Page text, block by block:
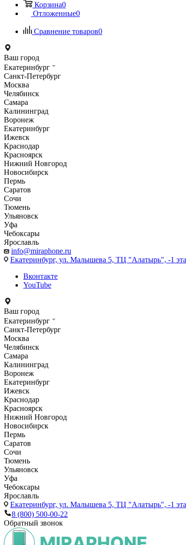
Корзина0
Отложенные0
Сравнение товаров0
Ваш город
Екатеринбург
Санкт-Петербург
Москва
Челябинск
Самара
Калининград
Воронеж
Екатеринбург
Ижевск
Краснодар
Красноярск
Нижний Новгород
Новосибирск
Пермь
Саратов
Сочи
Тюмень
Ульяновск
Уфа
Чебоксары
Ярославль
info@miraphone.ru
Екатеринбург, ул. Малышева 5, ТЦ "Алатырь", -1
Вконтакте
YouTube
Ваш город
Екатеринбург
Санкт-Петербург
Москва
Челябинск
Самара
Калининград
Воронеж
Екатеринбург
Ижевск
Краснодар
Красноярск
Нижний Новгород
Новосибирск
Пермь
Саратов
Сочи
Тюмень
Ульяновск
Уфа
Чебоксары
Ярославль
Екатеринбург, ул. Малышева 5, ТЦ "Алатырь", -1
8 (800) 500-00-22
Обратный звонок